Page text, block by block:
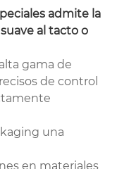
admite la
al tacto o
gama de
de control
una
en materiales